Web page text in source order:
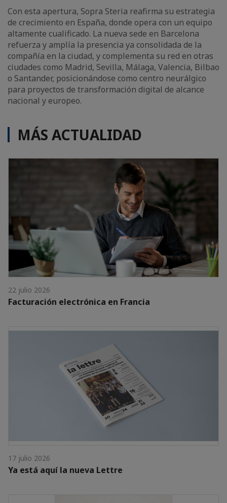
Con esta apertura, Sopra Steria reafirma su estrategia
de crecimiento en España, donde opera con un equipo
altamente cualificado. La nueva sede en Barcelona
refuerza y amplía la presencia ya consolidada de la
compañía en la ciudad, y complementa su red en otras
ciudades como Madrid, Sevilla, Málaga, Valencia, Bilbao
o Santander, posicionándose como centro neurálgico
para proyectos de transformación digital de alcance
nacional y europeo.
MÁS ACTUALIDAD
22 julio 2026
Facturación electrónica en Francia
17 julio 2026
Ya está aquí la nueva Lettre